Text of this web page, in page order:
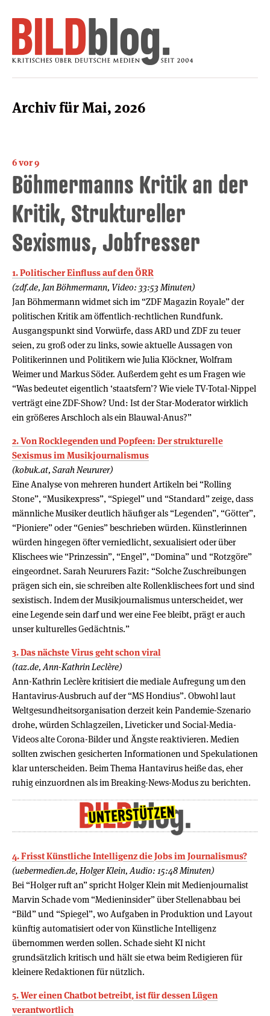
Archiv für Mai, 2026
6 vor 9
Böhmermanns Kritik an der
Kritik, Struktureller
Sexismus, Jobfresser
1. Politischer Einfluss auf den ÖRR
(zdf.de, Jan Böhmermann, Video: 33:53 Minuten)
Jan Böhmermann widmet sich im “ZDF Magazin Royale” der
politischen Kritik am öffentlich-rechtlichen Rundfunk.
Ausgangspunkt sind Vorwürfe, dass ARD und ZDF zu teuer
seien, zu groß oder zu links, sowie aktuelle Aussagen von
Politikerinnen und Politikern wie Julia Klöckner, Wolfram
Weimer und Markus Söder. Außerdem geht es um Fragen wie
“Was bedeutet eigentlich ‘staatsfern’? Wie viele TV-Total-Nippel
verträgt eine ZDF-Show? Und: Ist der Star-Moderator wirklich
ein größeres Arschloch als ein Blauwal-Anus?”
2. Von Rocklegenden und Popfeen: Der strukturelle
Sexismus im Musikjournalismus
(kobuk.at, Sarah Neururer)
Eine Analyse von mehreren hundert Artikeln bei “Rolling
Stone”, “Musikexpress”, “Spiegel” und “Standard” zeige, dass
männliche Musiker deutlich häufiger als “Legenden”, “Götter”,
“Pioniere” oder “Genies” beschrieben würden. Künstlerinnen
würden hingegen öfter verniedlicht, sexualisiert oder über
Klischees wie “Prinzessin”, “Engel”, “Domina” und “Rotzgöre”
eingeordnet. Sarah Neururers Fazit: “Solche Zuschreibungen
prägen sich ein, sie schreiben alte Rollenklischees fort und sind
sexistisch. Indem der Musikjournalismus unterscheidet, wer
eine Legende sein darf und wer eine Fee bleibt, prägt er auch
unser kulturelles Gedächtnis.”
3. Das nächste Virus geht schon viral
(taz.de, Ann-Kathrin Leclère)
Ann-Kathrin Leclère kritisiert die mediale Aufregung um den
Hantavirus-Ausbruch auf der “MS Hondius”. Obwohl laut
Weltgesundheitsorganisation derzeit kein Pandemie-Szenario
drohe, würden Schlagzeilen, Liveticker und Social-Media-
Videos alte Corona-Bilder und Ängste reaktivieren. Medien
sollten zwischen gesicherten Informationen und Spekulationen
klar unterscheiden. Beim Thema Hantavirus heiße das, eher
ruhig einzuordnen als im Breaking-News-Modus zu berichten.
4. Frisst Künstliche Intelligenz die Jobs im Journalismus?
(uebermedien.de, Holger Klein, Audio: 15:48 Minuten)
Bei “Holger ruft an” spricht Holger Klein mit Medienjournalist
Marvin Schade vom “Medieninsider” über Stellenabbau bei
“Bild” und “Spiegel”, wo Aufgaben in Produktion und Layout
künftig automatisiert oder von Künstliche Intelligenz
übernommen werden sollen. Schade sieht KI nicht
grundsätzlich kritisch und hält sie etwa beim Redigieren für
kleinere Redaktionen für nützlich.
5. Wer einen Chatbot betreibt, ist für dessen Lügen
verantwortlich